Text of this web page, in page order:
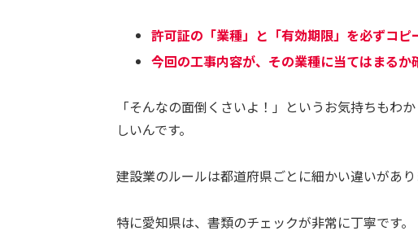
許可証の「業種」と「有効期限」を必ずコピ
今回の工事内容が、その業種に当てはまるか
「そんなの面倒くさいよ！」というお気持ちもわ
しいんです。
建設業のルールは都道府県ごとに細かい違いがあり
特に愛知県は、書類のチェックが非常に丁寧です。